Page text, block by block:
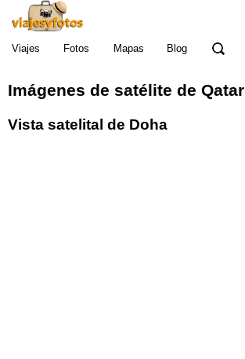
Viajes Fotos Mapas Blog
Imágenes de satélite de Qatar
Vista satelital de Doha